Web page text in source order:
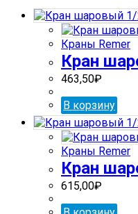
Краны Remer
Кран
463,50₽
В корзину
Краны Remer
Кран
615,00₽